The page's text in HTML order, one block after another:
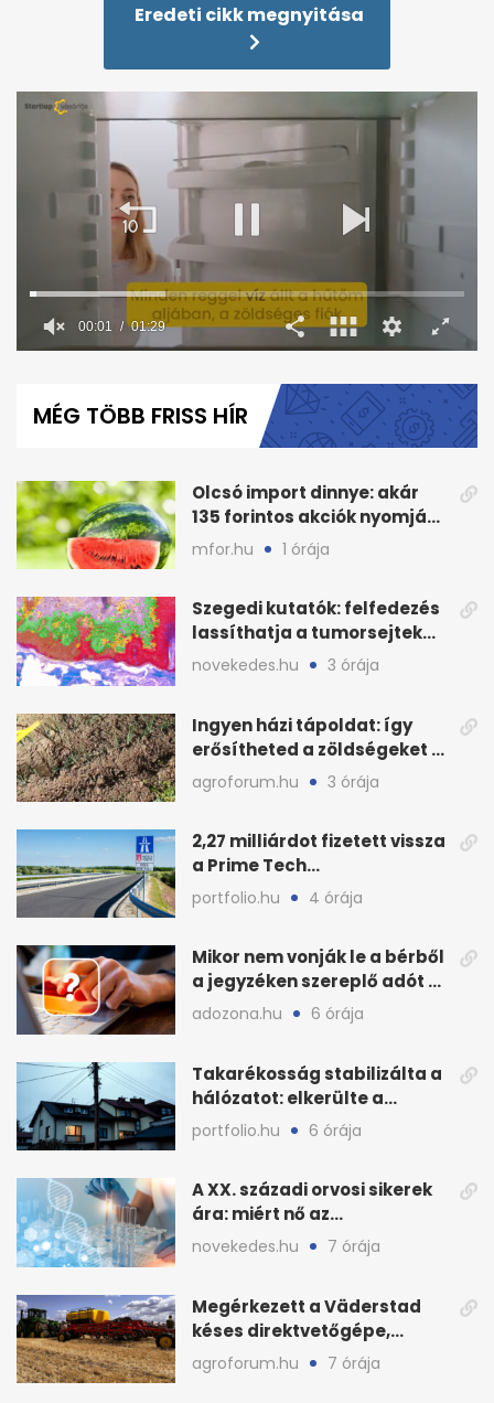
Eredeti cikk megnyitása
minute,
MÉG TÖBB FRISS HÍR
Olcsó import dinnye: akár
135 forintos akciók nyomják
le a piacot
mfor.hu 1 órája
Szegedi kutatók: felfedezés
lassíthatja a tumorsejtek
terjedését
novekedes.hu 3 órája
Ingyen házi tápoldat: így
erősítheted a zöldségeket a
hőhullám után
agroforum.hu 3 órája
2,27 milliárdot fizetett vissza
a Prime Tech
Magántőkealap az
államnak
portfolio.hu 4 órája
Mikor nem vonják le a bérből
a jegyzéken szereplő adót és
járulékot?
adozona.hu 6 órája
Takarékosság stabilizálta a
hálózatot: elkerülte a
sötétséget Magyarország
portfolio.hu 6 órája
A XX. századi orvosi sikerek
ára: miért nő az
egészségügy súlya?
novekedes.hu 7 órája
Megérkezett a Väderstad
késes direktvetőgépe,
bemutatón is látható
agroforum.hu 7 órája